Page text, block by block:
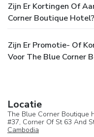
Zijn Er Kortingen Of
Corner Boutique Hotel?
Zijn Er Promotie- Of
Voor The Blue Corner
Locatie
The Blue Corner Boutique
#37, Corner Of St 63 And
Cambodia